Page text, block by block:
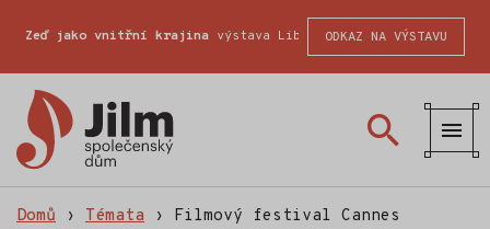
Zeď jako vnitřní krajina výstava Liberecké školy fotografické
ODKAZ NA VÝSTAVU
Domů › Témata › Filmový festival Cannes